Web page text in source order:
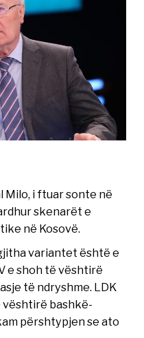
Milo, i ftuar sonte në
skenarët e
në Kosovë.
variantet është e
e shoh të vështirë
të ndryshme. LDK
vështirë bashkë-
përshtypjen se ato